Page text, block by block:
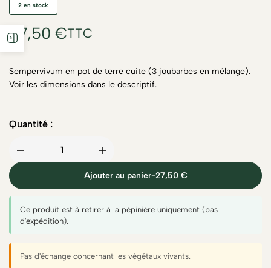
2 en stock
27,50 €TTC
Sempervivum en pot de terre cuite (3 joubarbes en mélange).
Voir les dimensions dans le descriptif.
Quantité :
Ajouter au panier-27,50 €
Ce produit est à retirer à la pépinière uniquement (pas
d'expédition).
Pas d'échange concernant les végétaux vivants.